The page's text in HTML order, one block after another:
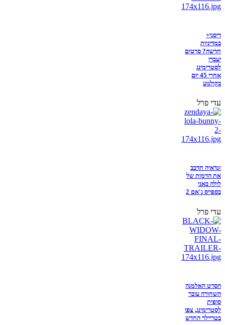
דיסני+
במדיניות
חדשה? סרטים
יעברו
לסטרימינג
אחרי 45 יום
בקולנוע
עדי פרל
זנדאיה תדבב
את הדמות של
לולה באני
בספייס ג'אם 2
עדי פרל
הסרט האלמנה
השחורה עובר
סופית
לסטרימינג, צפו
בטריילר החדש